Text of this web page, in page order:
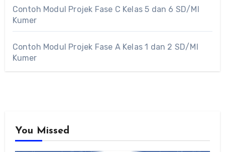
Contoh Modul Projek Fase C Kelas 5 dan 6 SD/MI
Kumer
Contoh Modul Projek Fase A Kelas 1 dan 2 SD/MI
Kumer
You Missed